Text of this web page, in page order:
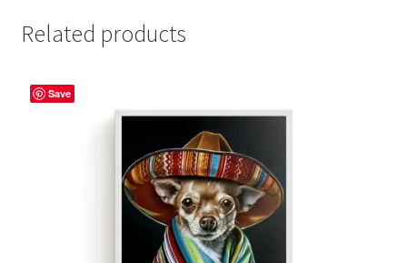
Related products
Save